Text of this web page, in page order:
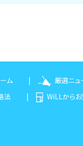
ム 厳選ニュ
法
WiLLから